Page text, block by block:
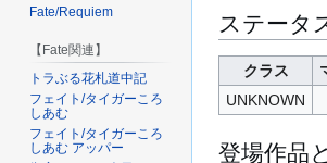
ステータ
クラス
UNKNOWN
登場作品
Fate/Requiem
【Fate関連】
トラぶる花札道中記
フェイト/タイガーころ
しあむ
フェイト/タイガーころ
しあむ アッパー